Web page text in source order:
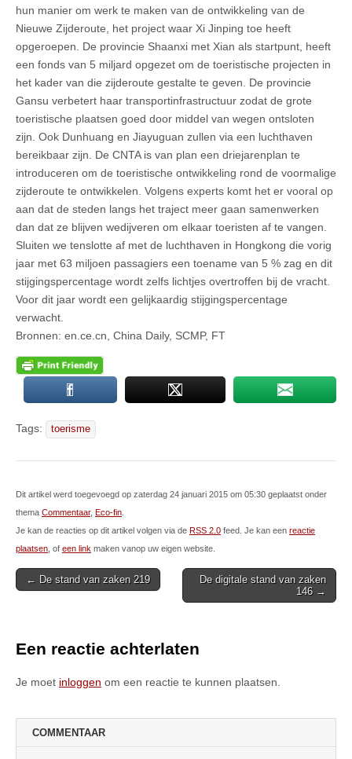
hun manier om werk te maken van de ontwikkeling van de
Nieuwe Zijderoute, het project waar Xi Jinping toe heeft
opgeroepen. De provincie Shaanxi met Xian als startpunt, heeft
een fonds van 5 miljard opgezet om de toeristische projecten in
het kader van die zijderoute gestalte te geven. De provincie
Gansu verbetert haar transportinfrastructuur zodat de grote
toeristische plaatsen goed door middel van wegen ontsloten
zijn. Ook Dunhuang en Jiayuguan zullen via een luchthaven
bereikbaar zijn. De CNTA is van plan een driejarenplan te
introduceren om de toeristische ontwikkeling rond de voormalige
zijderoute te ontwikkelen. Volgens experts komt het er vooral op
aan dat de steden langs het traject meer gaan samenwerken
dan dat ze blijven wedijveren om elkaar toeristen af te vangen.
Sluiten we tenslotte af met de luchthaven in Hongkong die vorig
jaar met 63 miljoen passagiers een toename van 5 % zag en dit
stijgingspercentage wordt zelfs lichtjes overtroffen bij de vracht.
Voor dit jaar wordt een gelijkaardig stijgingspercentage
verwacht.
Bronnen: en.ce.cn, China Daily, SCMP, FT
Tags: toerisme
Dit artikel werd toegevoegd op zaterdag 24 januari 2015 om 05:30 geplaatst onder
thema Commentaar, Eco-fin
Je kan de reacties op dit artikel volgen via de RSS 2.0 feed. Je kan een reactie
plaatsen , of een link maken vanop uw eigen website.
Post
← De stand van zaken 219
De digitale stand van zaken
146 →
Een reactie achterlaten
Je moet inloggen om een reactie te kunnen plaatsen.
COMMENTAAR